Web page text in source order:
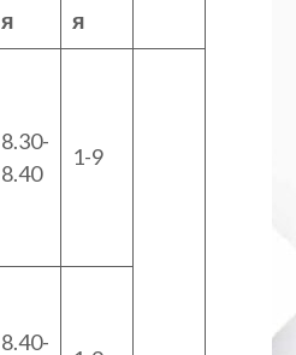
я
я
8.30-
8.40
1-9
8.40-